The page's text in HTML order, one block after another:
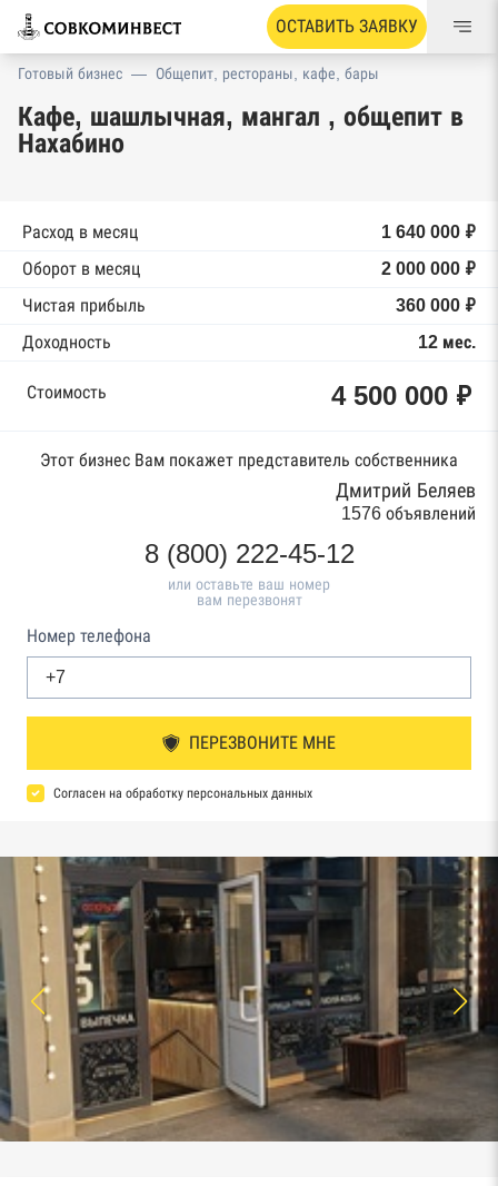
ОСТАВИТЬ ЗАЯВКУ
Готовый бизнес — Общепит, рестораны, кафе, бары
Кафе, шашлычная, мангал , общепит в
Нахабино
Расход в месяц
1 640 000 ₽
Оборот в месяц
2 000 000 ₽
Чистая прибыль
360 000 ₽
Доходность
12 мес.
Стоимость 4 500 000 ₽
Этот бизнес Вам покажет представитель собственника
Дмитрий Беляев
1576 объявлений
8 (800) 222-45-12
или оставьте ваш номер
вам перезвонят
Номер телефона
ПЕРЕЗВОНИТЕ МНЕ
Согласен на обработку персональных данных